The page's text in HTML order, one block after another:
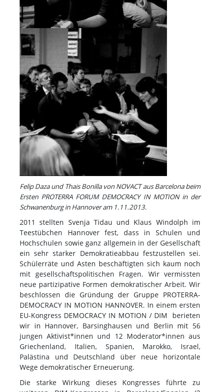
Felip Daza und Thais Bonilla von NOVACT aus Barcelona beim
Ersten PROTERRA FORUM DEMOCRACY IN MOTION in der
Schwanenburg in Hannover am 1.11.2013.
2011 stellten Svenja Tidau und Klaus Windolph im
Teestübchen Hannover fest, dass in Schulen und
Hochschulen sowie ganz allgemein in der Gesellschaft
ein sehr starker Demokratieabbau festzustellen sei.
Schülerräte und Asten beschäftigten sich kaum noch
mit gesellschaftspolitischen Fragen. Wir vermissten
neue partizipative Formen demokratischer Arbeit. Wir
beschlossen die Gründung der Gruppe PROTERRA-
DEMOCRACY IN MOTION HANNOVER. In einem ersten
EU-Kongress DEMOCRACY IN MOTION / DIM berieten
wir in Hannover, Barsinghausen und Berlin mit 56
jungen Aktivist*innen und 12 Moderator*innen aus
Griechenland, Italien, Spanien, Marokko, Israel,
Palästina und Deutschland über neue horizontale
Wege demokratischer Erneuerung.
Die starke Wirkung dieses Kongresses führte zu